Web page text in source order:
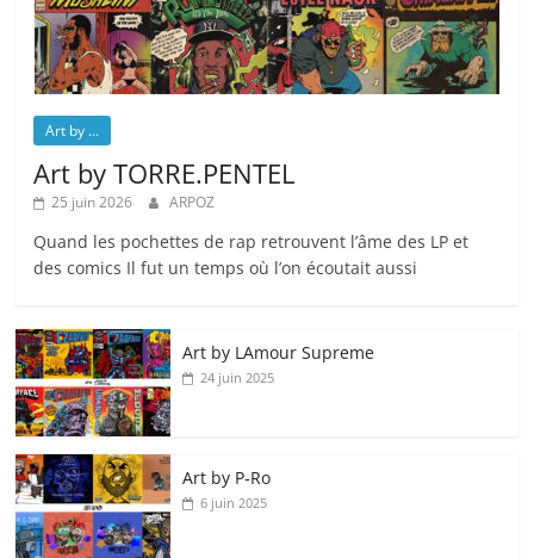
Art by ...
Art by TORRE.PENTEL
25 juin 2026 ARPOZ
Quand les pochettes de rap retrouvent l’âme des LP et
des comics Il fut un temps où l’on écoutait aussi
Art by LAmour Supreme
24 juin 2025
Art by P‑Ro
6 juin 2025